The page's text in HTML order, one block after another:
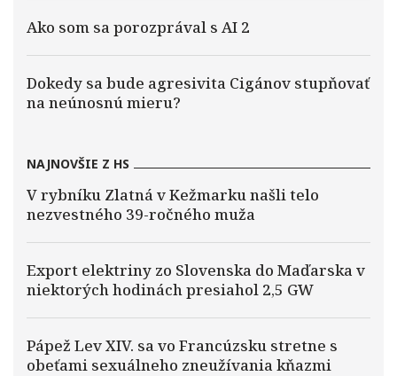
Ako som sa porozprával s AI 2
Dokedy sa bude agresivita Cigánov stupňovať
na neúnosnú mieru?
NAJNOVŠIE Z HS
V rybníku Zlatná v Kežmarku našli telo
nezvestného 39-ročného muža
Export elektriny zo Slovenska do Maďarska v
niektorých hodinách presiahol 2,5 GW
Pápež Lev XIV. sa vo Francúzsku stretne s
obeťami sexuálneho zneužívania kňazmi